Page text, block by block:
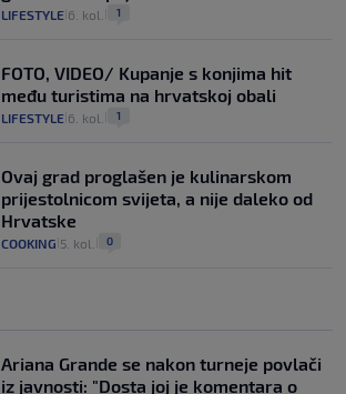
LIFESTYLE 6. kol. 1
FOTO, VIDEO/ Kupanje s konjima hit
među turistima na hrvatskoj obali
LIFESTYLE 6. kol. 1
Ovaj grad proglašen je kulinarskom
prijestolnicom svijeta, a nije daleko od
Hrvatske
COOKING 5. kol. 0
Ariana Grande se nakon turneje povlači
iz javnosti: "Dosta joj je komentara o